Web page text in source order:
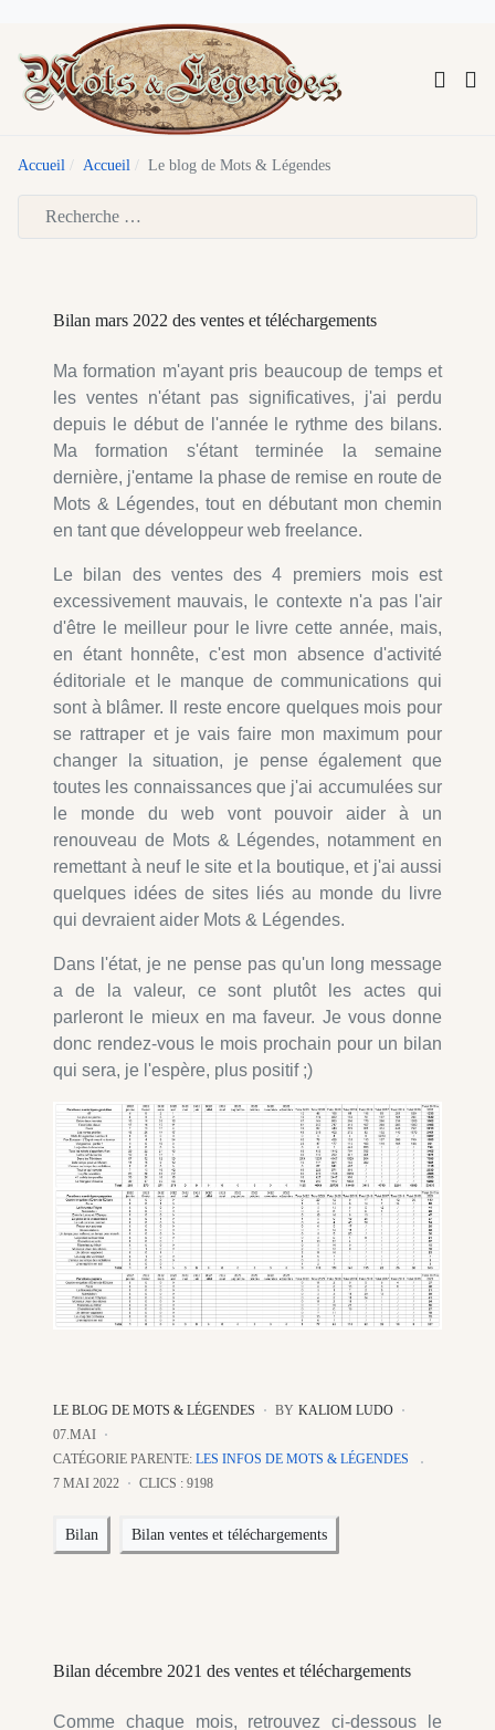
Accueil Accueil Le blog de Mots & Légendes
Bilan mars 2022 des ventes et téléchargements
Ma formation m'ayant pris beaucoup de temps et
les ventes n'étant pas significatives, j'ai perdu
depuis le début de l'année le rythme des bilans.
Ma formation s'étant terminée la semaine
dernière, j'entame la phase de remise en route de
Mots & Légendes, tout en débutant mon chemin
en tant que développeur web freelance.
Le bilan des ventes des 4 premiers mois est
excessivement mauvais, le contexte n'a pas l'air
d'être le meilleur pour le livre cette année, mais,
en étant honnête, c'est mon absence d'activité
éditoriale et le manque de communications qui
sont à blâmer. Il reste encore quelques mois pour
se rattraper et je vais faire mon maximum pour
changer la situation, je pense également que
toutes les connaissances que j'ai accumulées sur
le monde du web vont pouvoir aider à un
renouveau de Mots & Légendes, notamment en
remettant à neuf le site et la boutique, et j'ai aussi
quelques idées de sites liés au monde du livre
qui devraient aider Mots & Légendes.
Dans l'état, je ne pense pas qu'un long message
a de la valeur, ce sont plutôt les actes qui
parleront le mieux en ma faveur. Je vous donne
donc rendez-vous le mois prochain pour un bilan
qui sera, je l'espère, plus positif ;)
LE BLOG DE MOTS & LÉGENDES BY KALIOM LUDO
07.MAI
CATÉGORIE PARENTE: LES INFOS DE MOTS & LÉGENDES
7 MAI 2022
CLICS : 9198
Bilan Bilan ventes et téléchargements
Bilan décembre 2021 des ventes et téléchargements
Comme chaque mois, retrouvez ci-dessous le